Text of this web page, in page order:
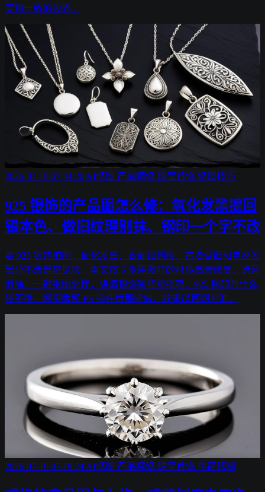
实物一致的边界。
2026-07-10 07:44:20AI修图 产品精修 珠宝首饰 修图技巧
925 银饰的产品图怎么修：氧化发黑提回
银本色、做旧纹理别抹、钢印一个字不改
卖 925 银饰拍图，氧化发黑、表面细划痕、古法做旧和自然发
黑分不清是常见坎。本文按 5 步用图叮的材质高清修复、选区
消除、一键抠图处理，讲清银饰哪些能提亮、925 钢印为什么
碰不得，网页版和 PS 插件版都能做，效果以官网为准。
2026-07-10 07:19:24 AI修图 产品精修 珠宝首饰 电商修图